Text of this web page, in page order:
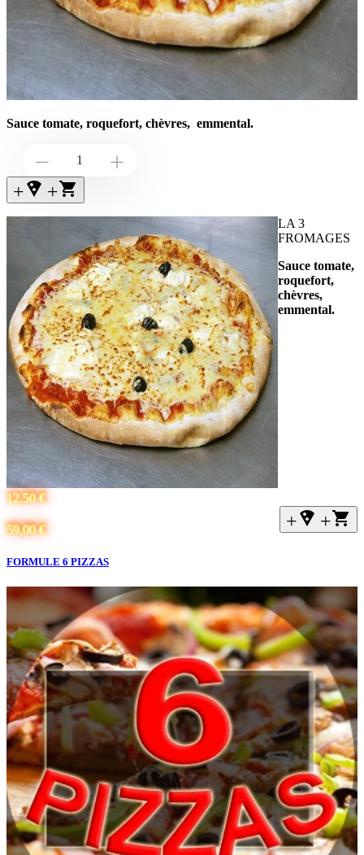
Sauce tomate, roquefort, chèvres, emmental.
Down
+local_pizza +
LA 3
FROMAGES
Sauce tomate,
roquefort,
chèvres,
emmental.
12,50 €
+local_pizza +
59,00 €
FORMULE 6 PIZZAS